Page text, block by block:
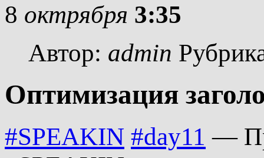
8 октрября 3:35
Автор: admin
Оптимизация
#SPEAKIN #day11 —